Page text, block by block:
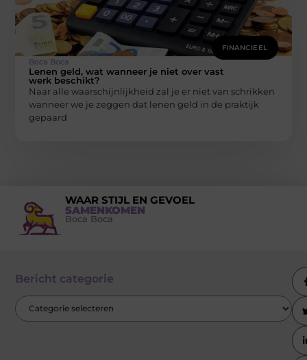
FINANCIEEL
Boca Boca
Lenen geld, wat wanneer je niet over vast
werk beschikt?
Naar alle waarschijnlijkheid zal je er niet van schrikken
wanneer we je zeggen dat lenen geld in de praktijk
gepaard
WAAR STIJL EN GEVOEL
SAMENKOMEN
Boca Boca
Bericht categorie